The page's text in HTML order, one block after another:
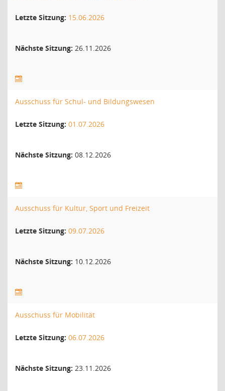
Letzte Sitzung: 15.06.2026
Nächste Sitzung: 26.11.2026
Ausschuss für Schul- und Bildungswesen
Letzte Sitzung: 01.07.2026
Nächste Sitzung: 08.12.2026
Ausschuss für Kultur, Sport und Freizeit
Letzte Sitzung: 09.07.2026
Nächste Sitzung: 10.12.2026
Ausschuss für Mobilität
Letzte Sitzung: 06.07.2026
Nächste Sitzung: 23.11.2026